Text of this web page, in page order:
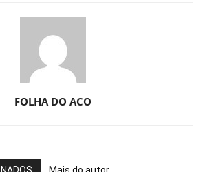
FOLHA DO ACO